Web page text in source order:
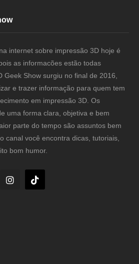
internet sobre impressão 3D hoje é
as informacões estão todas
Geek Show surgiu no final de 2016,
e trazer informação para quem tem
em impressão 3D. Os
uma forma clara, objetiva e bem
parte do tempo são assuntos bem
canal você encontra dicas, tutoriais,
bom humor.